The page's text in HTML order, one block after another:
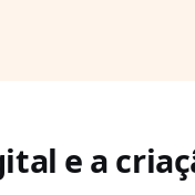
e a